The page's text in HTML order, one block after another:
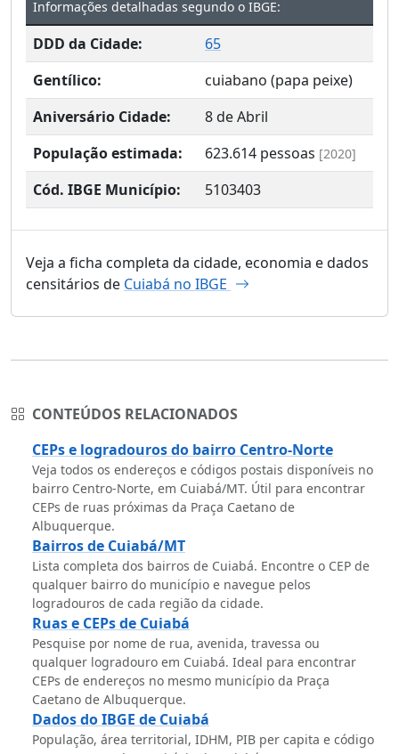
Informações detalhadas segundo o IBGE:
DDD da Cidade:
65
Gentílico:
cuiabano (papa peixe)
Aniversário Cidade:
8 de Abril
População estimada:
623.614 pessoas [2020]
Cód. IBGE Município: 5103403
Veja a ficha completa da cidade, economia e dados
censitários de Cuiabá no IBGE
CONTEÚDOS RELACIONADOS
CEPs e logradouros do bairro Centro-Norte
Veja todos os endereços e códigos postais disponíveis no
bairro Centro-Norte, em Cuiabá/MT. Útil para encontrar
CEPs de ruas próximas da Praça Caetano de
Albuquerque.
Bairros de Cuiabá/MT
Lista completa dos bairros de Cuiabá. Encontre o CEP de
qualquer bairro do município e navegue pelos
logradouros de cada região da cidade.
Ruas e CEPs de Cuiabá
Pesquise por nome de rua, avenida, travessa ou
qualquer logradouro em Cuiabá. Ideal para encontrar
CEPs de endereços no mesmo município da Praça
Caetano de Albuquerque.
Dados do IBGE de Cuiabá
População, área territorial, IDHM, PIB per capita e código